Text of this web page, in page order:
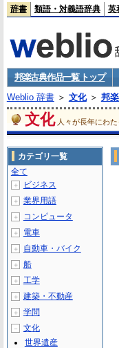
辞書 類語・対義語辞典 英
邦楽古典作品一覧 トップ
Weblio 辞書＞ 文化＞ 邦
文化 人々が長年にわ
カテゴリ一覧
全て
＋ ビジネス
＋ 業界用語
＋ コンピュータ
＋ 電車
＋ 自動車・バイク
＋ 船
＋ 工学
＋ 建築・不動産
＋ 学問
－
文化
世界遺産